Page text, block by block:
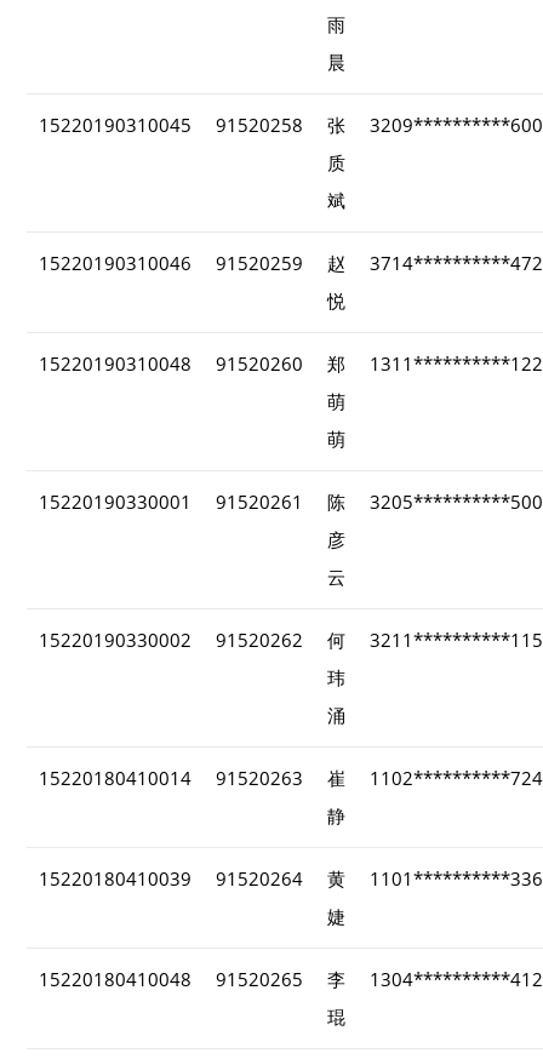
雨
晨
15220190310045 91520258
张
质
斌
15220190310046 91520259
赵
悦
15220190310048 91520260
郑
萌
萌
15220190330001 91520261
陈
彦
云
15220190330002 91520262
何
玮
涌
15220180410014 91520263
崔
静
15220180410039 91520264
黄
婕
15220180410048 91520265
李
琨